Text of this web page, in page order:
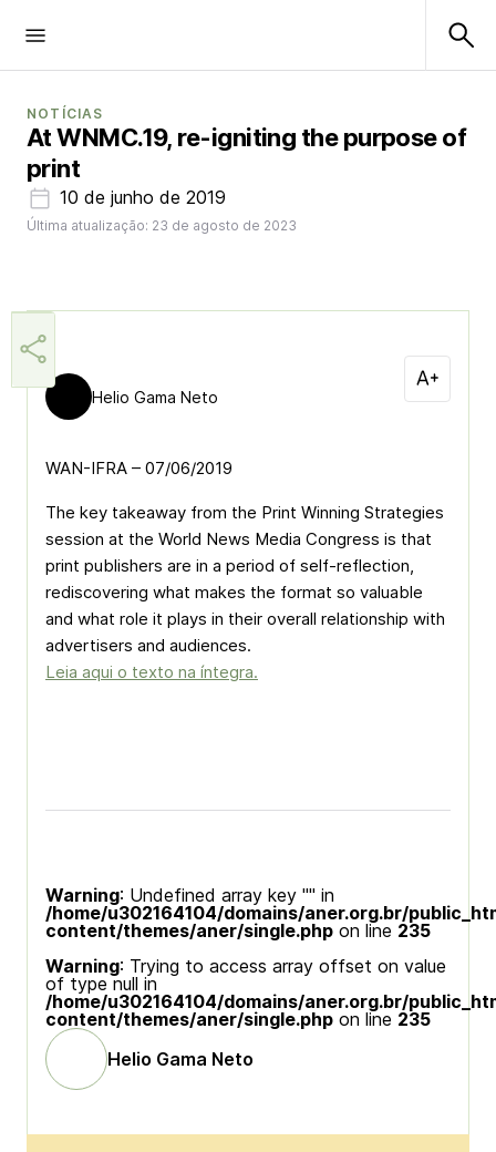
NOTÍCIAS
At WNMC.19, re-igniting the purpose of
print
10 de junho de 2019
Última atualização: 23 de agosto de 2023
Helio Gama Neto
WAN-IFRA – 07/06/2019
The key takeaway from the Print Winning Strategies
session at the World News Media Congress is that
print publishers are in a period of self-reflection,
rediscovering what makes the format so valuable
and what role it plays in their overall relationship with
advertisers and audiences.
Leia aqui o texto na íntegra.
Warning: Undefined array key "" in
/home/u302164104/domains/aner.org.br/
content/themes/aner/single.php on line 235
Warning: Trying to access array offset on value
of type null in
/home/u302164104/domains/aner.org.br/
content/themes/aner/single.php on line 235
Helio Gama Neto